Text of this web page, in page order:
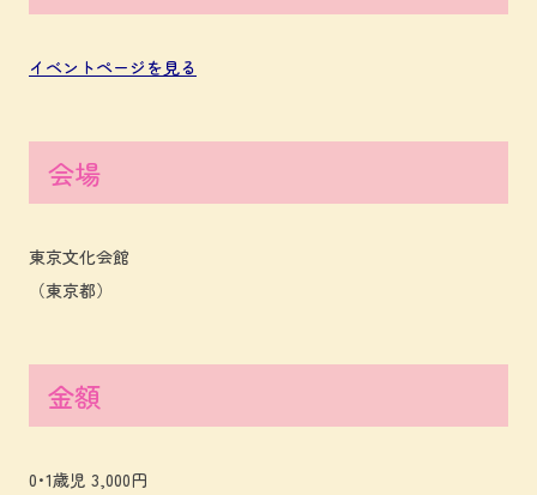
イベントページを見る
会場
東京文化会館
（東京都）
金額
0･1歳児 3,000円